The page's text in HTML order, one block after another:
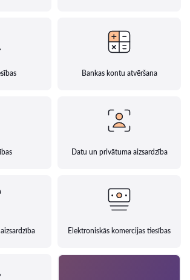
Bankas kontu atvēršana
Datu un privātuma aizsardzība
Elektroniskās komercijas tiesības